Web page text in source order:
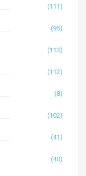
(111)
(95)
(113)
(112)
(8)
(102)
(41)
(40)